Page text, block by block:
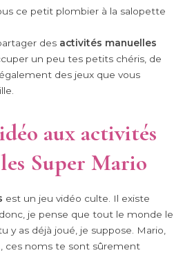
ce petit plombier à la salopette
des activités manuelles
un peu tes petits chéris, de
des jeux que vous
aux activités
Super Mario
est un jeu vidéo culte. Il existe
je pense que tout le monde le
y as déjà joué, je suppose. Mario,
ces noms te sont sûrement